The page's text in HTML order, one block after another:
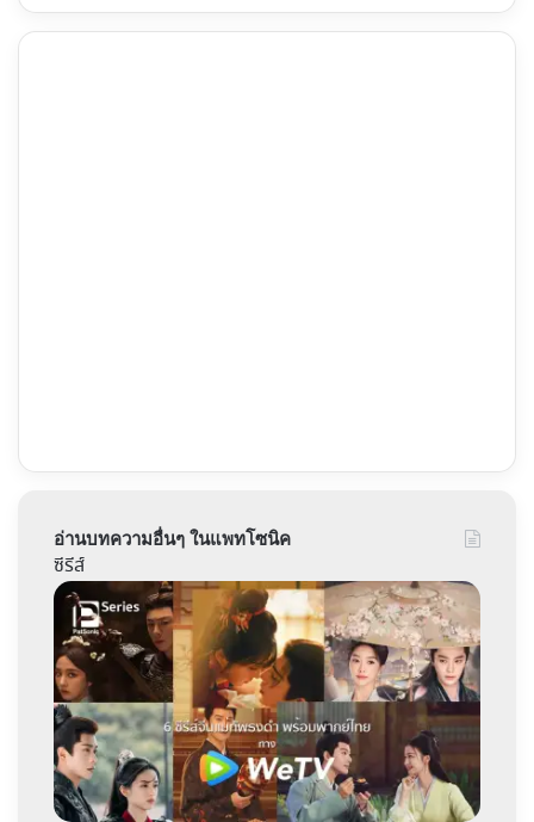
อ่านบทความอื่นๆ ในแพทโซนิค
ซีรีส์